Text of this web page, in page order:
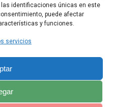
identificaciones únicas en este
puede afectar
y funciones.
servicios
del Señor.
Capítulo Siguiente